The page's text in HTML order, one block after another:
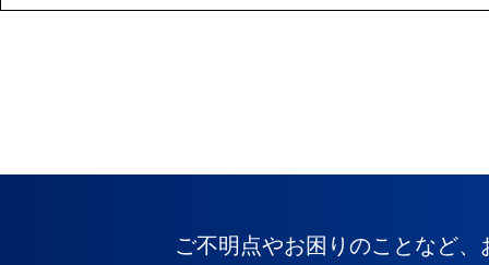
ご不明点やお困りのことなど